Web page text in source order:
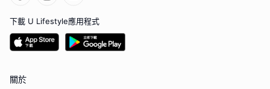
下載 U Lifestyle應用程式
關於